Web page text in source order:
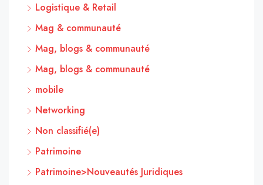
Logistique & Retail
Mag & communauté
Mag, blogs & communauté
Mag, blogs & communauté
mobile
Networking
Non classifié(e)
Patrimoine
Patrimoine>Nouveautés Juridiques